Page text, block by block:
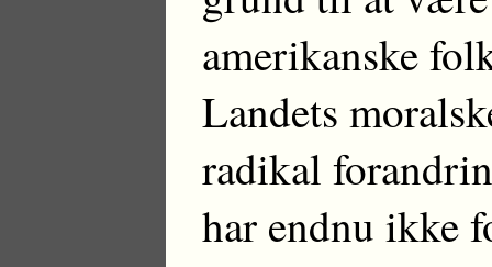
amerikanske
Landets
radikal
har endnu ikke